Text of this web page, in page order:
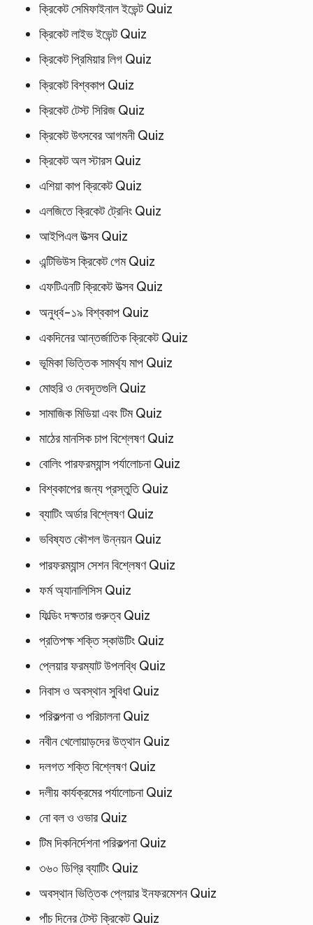
ক্রিকেট সেমিফাইনাল ইভেন্ট Quiz
ক্রিকেট লাইভ ইভেন্ট Quiz
ক্রিকেট প্রিমিয়ার লিগ Quiz
ক্রিকেট বিশ্বকাপ Quiz
ক্রিকেট টেস্ট সিরিজ Quiz
ক্রিকেট উৎসবের আগমনী Quiz
ক্রিকেট অল স্টারস Quiz
এশিয়া কাপ ক্রিকেট Quiz
এলজিতে ক্রিকেট ট্রেনিং Quiz
আইপিএল উত্সব Quiz
এন্টিভিউস ক্রিকেট গেম Quiz
এফটিএনটি ক্রিকেট উত্সব Quiz
অনুর্ধ্ব-১৯ বিশ্বকাপ Quiz
একদিনের আন্তর্জাতিক ক্রিকেট Quiz
ভূমিকা ভিত্তিক সামর্থ্য মাপ Quiz
মোহুরি ও দেবদূতগুলি Quiz
সামাজিক মিডিয়া এবং টিম Quiz
মাঠের মানসিক চাপ বিশ্লেষণ Quiz
বোলিং পারফরম্যান্স পর্যালোচনা Quiz
বিশ্বকাপের জন্য প্রস্তুতি Quiz
ব্যাটিং অর্ডার বিশ্লেষণ Quiz
ভবিষ্যত কৌশল উন্নয়ন Quiz
পারফরম্যান্স সেশন বিশ্লেষণ Quiz
ফর্ম অ্যানালিসিস Quiz
ফিল্ডিং দক্ষতার গুরুত্ব Quiz
প্রতিপক্ষ শক্তি স্কাউটিং Quiz
প্লেয়ার ফরম্যাট উপলব্ধি Quiz
নিবাস ও অবস্থান সুবিধা Quiz
পরিকল্পনা ও পরিচালনা Quiz
নবীন খেলোয়াড়দের উত্থান Quiz
দলগত শক্তি বিশ্লেষণ Quiz
দলীয় কার্যক্রমের পর্যালোচনা Quiz
নো বল ও ওভার Quiz
টিম দিকনির্দেশনা পরিকল্পনা Quiz
৩৬০ ডিগ্রি ব্যাটিং Quiz
অবস্থান ভিত্তিক প্লেয়ার ইনফরমেশন Quiz
পাঁচ দিনের টেস্ট ক্রিকেট Quiz